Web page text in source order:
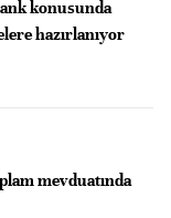
konusunda
hazırlanıyor
mevduatında